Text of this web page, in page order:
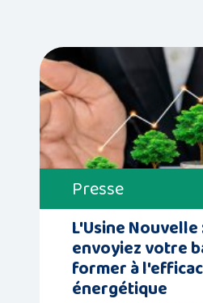
Presse
L'Usine Nouvelle
envoyiez votre
former à
énergétique